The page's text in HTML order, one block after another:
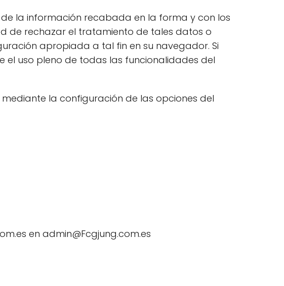
la información recabada en la forma y con los
de rechazar el tratamiento de tales datos o
apropiada a tal fin en su navegador. Si
el uso pleno de todas las funcionalidades del
la configuración de las opciones del
en admin@Fcgjung.com.es